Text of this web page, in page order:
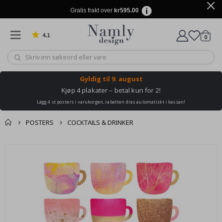
Gratis frakt over kr595.00
4.1 Basert på 1030 stemmer 0varer
Gyldig til 9. august
Kjøp 4 plakater – betal kun for 2!
Lägg 4 st posters i varukorgen, rabatten dras automatiskt i kassan!
POSTERS COCKTAILS & DRINKER
produkter